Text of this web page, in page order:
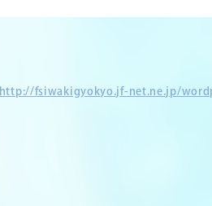
http://fsiwakigyokyo.jf-net.ne.jp/